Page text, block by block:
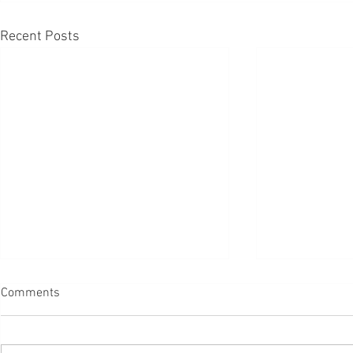
Recent Posts
【葡教育】啟發式教育 別自我
Comments